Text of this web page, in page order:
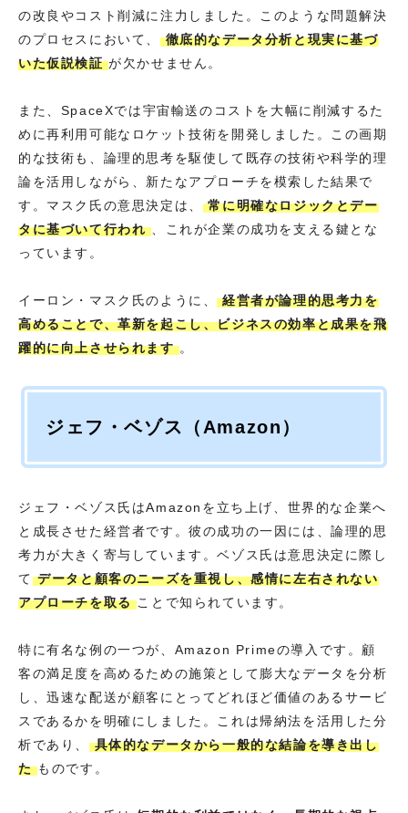
の改良やコスト削減に注力しました。このような問題解決
のプロセスにおいて、 徹底的なデータ分析と現実に基づ
いた仮説検証が欠かせません。
また、SpaceXでは宇宙輸送のコストを大幅に削減するた
めに再利用可能なロケット技術を開発しました。この画期
的な技術も、論理的思考を駆使して既存の技術や科学的理
論を活用しながら、新たなアプローチを模索した結果で
す。マスク氏の意思決定は、 常に明確なロジックとデー
タに基づいて行われ 、これが企業の成功を支える鍵とな
っています。
イーロン・マスク氏のように、経営者が論理的思考力を
高めることで、革新を起こし、ビジネスの効率と成果を飛
躍的に向上させられます。
ジェフ・ベゾス（Amazon）
ジェフ・ベゾス氏はAmazonを立ち上げ、世界的な企業へ
と成長させた経営者です。彼の成功の一因には、論理的思
考力が大きく寄与しています。ベゾス氏は意思決定に際し
てデータと顧客のニーズを重視し、感情に左右されない
アプローチを取ることで知られています。
特に有名な例の一つが、Amazon Primeの導入です。顧
客の満足度を高めるための施策として膨大なデータを分析
し、迅速な配送が顧客にとってどれほど価値のあるサービ
スであるかを明確にしました。これは帰納法を活用した分
析であり、 具体的なデータから一般的な結論を導き出し
たものです。